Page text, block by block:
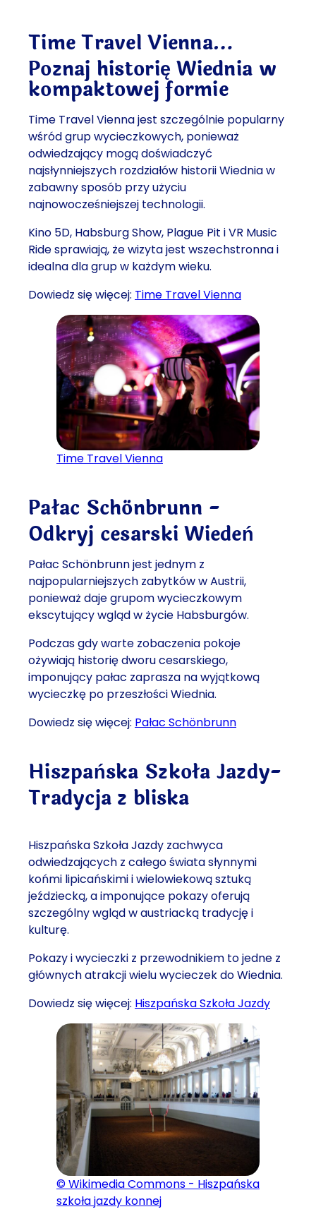
Time Travel Vienna…
Poznaj historię Wiednia w
kompaktowej formie
Time Travel Vienna jest szczególnie popularny
wśród grup wycieczkowych, ponieważ
odwiedzający mogą doświadczyć
najsłynniejszych rozdziałów historii Wiednia w
zabawny sposób przy użyciu
najnowocześniejszej technologii.
Kino 5D, Habsburg Show, Plague Pit i VR Music
Ride sprawiają, że wizyta jest wszechstronna i
idealna dla grup w każdym wieku.
Dowiedz się więcej: Time Travel Vienna
Time Travel Vienna
Pałac Schönbrunn -
Odkryj cesarski Wiedeń
Pałac Schönbrunn jest jednym z
najpopularniejszych zabytków w Austrii,
ponieważ daje grupom wycieczkowym
ekscytujący wgląd w życie Habsburgów.
Podczas gdy warte zobaczenia pokoje
ożywiają historię dworu cesarskiego,
imponujący pałac zaprasza na wyjątkową
wycieczkę po przeszłości Wiednia.
Dowiedz się więcej: Pałac Schönbrunn
Hiszpańska Szkoła Jazdy-
Tradycja z bliska
Hiszpańska Szkoła Jazdy zachwyca
odwiedzających z całego świata słynnymi
końmi lipicańskimi i wielowiekową sztuką
jeździecką, a imponujące pokazy oferują
szczególny wgląd w austriacką tradycję i
kulturę.
Pokazy i wycieczki z przewodnikiem to jedne z
głównych atrakcji wielu wycieczek do Wiednia.
Dowiedz się więcej: Hiszpańska Szkoła Jazdy
© Wikimedia Commons - Hiszpańska
szkoła jazdy konnej